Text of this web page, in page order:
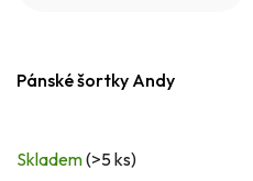
Pánské šortky Andy
Skladem(>5 ks)